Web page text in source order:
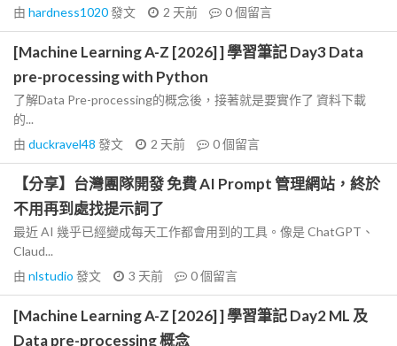
由 hardness1020發文 2 天前 0個留言
[Machine Learning A-Z [2026] ] 學習筆記 Day3 Data
pre-processing with Python
了解Data Pre-processing的概念後，接著就是要實作了 資料下載
的...
由 duckravel48 發文 2 天前 0個留言
【分享】台灣團隊開發 免費 AI Prompt 管理網站，終於
不用再到處找提示詞了
最近 AI 幾乎已經變成每天工作都會用到的工具。像是 ChatGPT、
Claud...
由 nlstudio 發文 3 天前 0個留言
[Machine Learning A-Z [2026] ] 學習筆記 Day2 ML 及
Data pre-processing 概念